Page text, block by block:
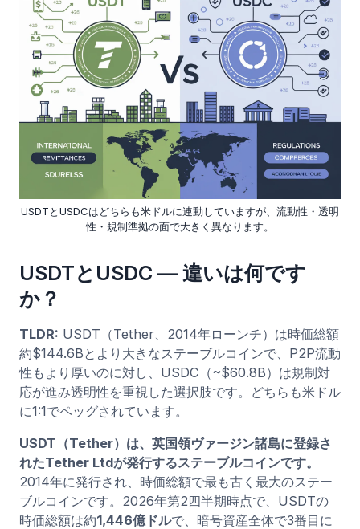
USDTとUSDCはどちらも米ドルに連動していますが、流動性・透明
性・規制準拠の面で大きく異なります。
USDTとUSDC — 違いは何です
か？
TLDR: USDT（Tether、2014年ローンチ）は時価総額
約$144.6Bとより大きなステーブルコインで、P2P流動
性もより厚いのに対し、USDC（~$60.8B）は規制対
応が進み透明性を重視した選択肢です。どちらも米ドル
に1:1でペッグされています。
USDT（Tether）は、英国領ヴァージン諸島に登録さ
れたTether Ltdが発行するステーブルコインです。
2014年に発行され、時価総額で最も古く最大のステー
ブルコインです。2026年第2四半期時点で、USDTの
時価総額は約1,446億ドルで、暗号資産全体で3番目に